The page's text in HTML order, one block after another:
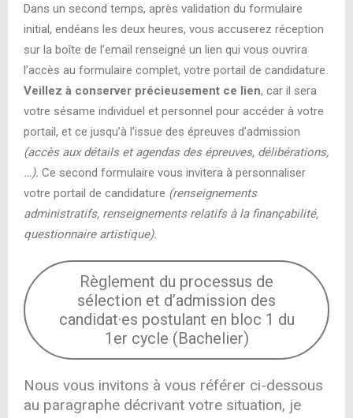
Dans un second temps, après validation du formulaire
initial, endéans les deux heures, vous accuserez réception
sur la boîte de l’email renseigné un lien qui vous ouvrira
l’accès au formulaire complet, votre portail de candidature.
Veillez à conserver précieusement ce lien, car il sera
votre sésame individuel et personnel pour accéder à votre
portail, et ce jusqu’à l’issue des épreuves d’admission
(accès aux détails et agendas des épreuves, délibérations,
…). Ce second formulaire vous invitera à personnaliser
votre portail de candidature (renseignements
administratifs, renseignements relatifs à la finançabilité,
questionnaire artistique).
Règlement du processus de
sélection et d’admission des
candidat·es postulant en bloc 1 du
1er cycle (Bachelier)
Nous vous invitons à vous référer ci-dessous
au paragraphe décrivant votre situation, je